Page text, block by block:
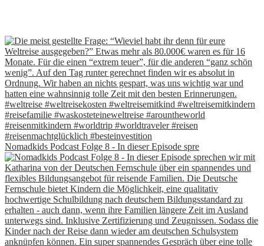
Nomadkids Podcast Folge 8 - In dieser Episode spre